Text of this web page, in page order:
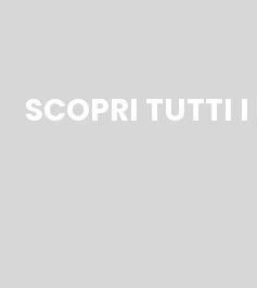
SCOPRI TUTTI